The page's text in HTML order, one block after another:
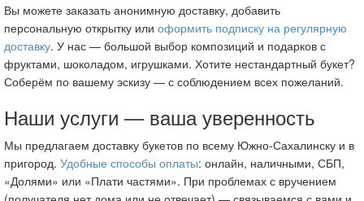
Вы можете заказать анонимную доставку, добавить
персональную открытку или оформить подписку на регулярную
доставку. У нас — большой выбор композиций и подарков с
фруктами, шоколадом, игрушками. Хотите нестандартный букет?
Соберём по вашему эскизу — с соблюдением всех пожеланий.
Наши услуги — ваша уверенность
Мы предлагаем доставку букетов по всему Южно-Сахалинску и в
пригород. Удобные способы оплаты: онлайн, наличными, СБП,
«Долями» или «Плати частями». При проблемах с вручением